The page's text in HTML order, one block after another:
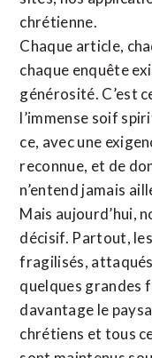
chrétienne.
Chaque article,
chaque enquête
générosité. C’est
l’immense soif
ce, avec une
reconnue, et de
n’entend jamais
Mais aujourd’hui,
décisif. Partout,
fragilisés,
quelques
davantage le
chrétiens et tous